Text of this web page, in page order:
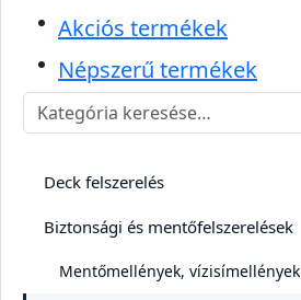
Akciós termékek
Népszerű termékek
Deck felszerelés
Biztonsági és mentőfelszerelések
Mentőmellények, vízisímellények